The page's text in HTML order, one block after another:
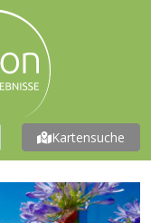
Kartensuche